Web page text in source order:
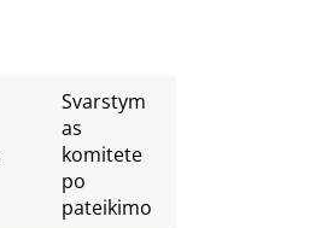
Svarstym
as
komitete
po
pateikimo